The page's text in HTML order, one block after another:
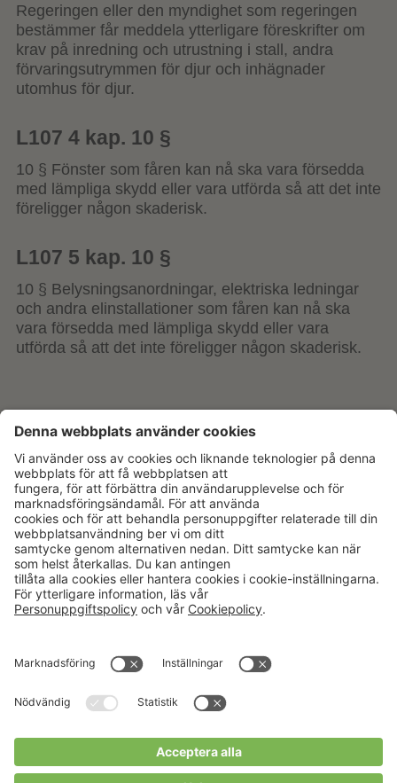
Regeringen eller den myndighet som regeringen
bestämmer får meddela ytterligare föreskrifter om
krav på inredning och utrustning i stall, andra
förvaringsutrymmen för djur och inhägnader
utomhus för djur.
L107 4 kap. 10 §
10 § Fönster som fåren kan nå ska vara försedda
med lämpliga skydd eller vara utförda så att det inte
föreligger någon skaderisk.
L107 5 kap. 10 §
10 § Belysningsanordningar, elektriska ledningar
och andra elinstallationer som fåren kan nå ska
vara försedda med lämpliga skydd eller vara
utförda så att det inte föreligger någon skaderisk.
Karriär
Kalender
Verksamheter
Om Hushållningssällskapet
Hushållningssällskapens
Tjänster
Välkommen till Portalen!